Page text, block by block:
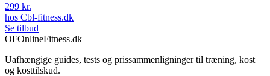
299 kr.
hos Cbl-fitness.dk
Se tilbud
OFOnlineFitness.dk
Uafhængige guides, tests og prissammenligninger til træning, kost
og kosttilskud.